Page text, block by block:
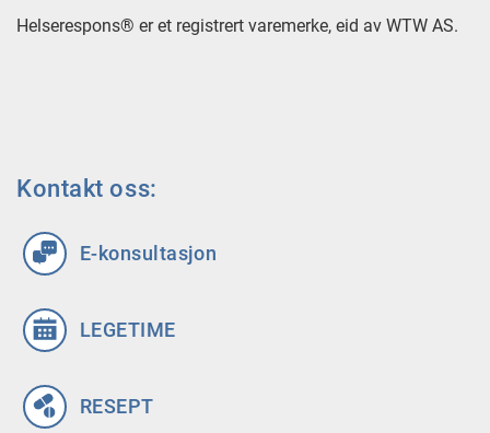
Kontakt oss:
E-konsultasjon
LEGETIME
RESEPT